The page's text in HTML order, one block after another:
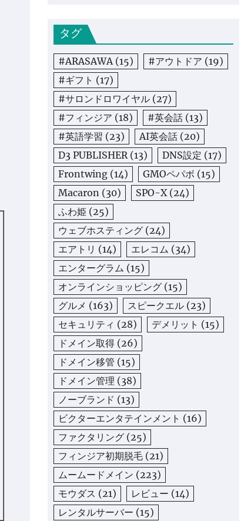
タグ
#ARASAWA(15) #アウトドア (19)
#ギフト (17)
#サロンドロワイヤル (27)
#フィンジア (18) #英会話 (13)
#英語学習 (23) AI英会話 (20)
D3 PUBLISHER(13) DNS設定 (17)
Frontwing (14) GMOペパボ (15)
Macaron (30) SPO-X(24)
ふわ姫 (25)
ウェブホスティング (24)
エアトリ (14) エレコム (34)
エンターグラム (15)
オンラインショッピング (15)
グルメ (163) スピークエル (23)
セキュリティ (28) デメリット (15)
ドメイン取得 (26)
ドメイン移管 (15)
ドメイン管理 (38)
ノーブランド (13)
ビクターエンタテインメント (16)
ファクタリング (25)
フィンジア初期脱毛 (21)
ムームードメイン (223)
モウダス (21) レビュー (14)
レンタルサーバー (15)